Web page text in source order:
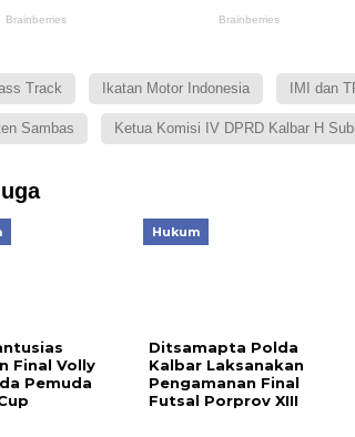
Track Ikatan Motor Indonesia IMI dan
Sambas Ketua Komisi IV DPRD Kalbar H
Final Volly
Pemuda
Hukum
Ditsamapta Polda
Kalbar Laksanakan
Pengamanan Final
Futsal Porprov XIII